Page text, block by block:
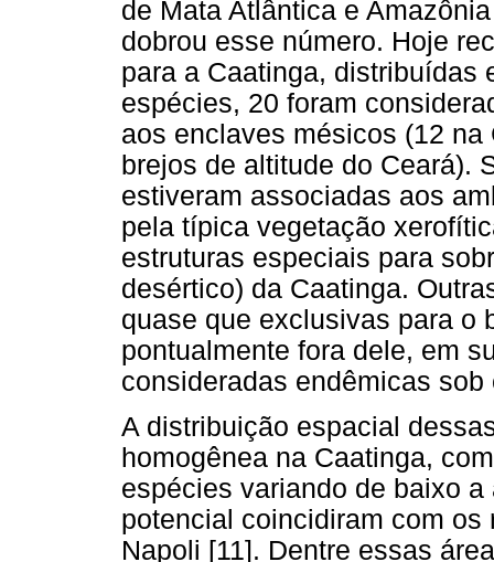
de Mata Atlântica e
dobrou esse número. Hoje
para a Caatinga, distribuídas
espécies, 20 foram
aos enclaves mésicos (12
brejos de altitude do Ceará).
estiveram associadas aos
pela típica vegetação
estruturas especiais para
desértico) da Caatinga.
quase que exclusivas para o
pontualmente fora dele, em
consideradas endêmicas
A distribuição espacial
homogênea na Caatinga,
espécies variando de baixo
potencial coincidiram com
Napoli [11]. Dentre essas